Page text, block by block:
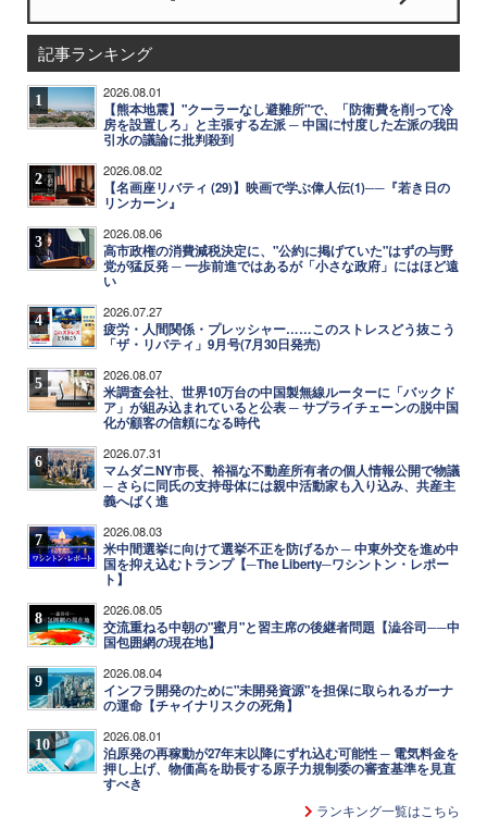
記事ランキング
1 2026.08.01
【熊本地震】"クーラーなし避難所"で、「防衛費を削って冷
房を設置しろ」と主張する左派 ─ 中国に忖度した左派の我田
引水の議論に批判殺到
2 2026.08.02
【名画座リバティ (29)】映画で学ぶ偉人伝(1)──『若き日の
リンカーン』
3 2026.08.06
高市政権の消費減税決定に、"公約に掲げていた"はずの与野
党が猛反発 ─ 一歩前進ではあるが「小さな政府」にはほど遠
い
4 2026.07.27
疲労・人間関係・プレッシャー……このストレスどう抜こう
「ザ・リバティ」9月号(7月30日発売)
5 2026.08.07
米調査会社、世界10万台の中国製無線ルーターに「バックド
ア」が組み込まれていると公表 ─ サプライチェーンの脱中国
化が顧客の信頼になる時代
6 2026.07.31
マムダニNY市長、裕福な不動産所有者の個人情報公開で物議
─ さらに同氏の支持母体には親中活動家も入り込み、共産主
義へばく進
7 2026.08.03
米中間選挙に向けて選挙不正を防げるか ─ 中東外交を進め中
国を抑え込むトランプ【─The Liberty─ワシントン・レポー
ト】
8 2026.08.05
交流重ねる中朝の"蜜月"と習主席の後継者問題【澁谷司──中
国包囲網の現在地】
9 2026.08.04
インフラ開発のために"未開発資源"を担保に取られるガーナ
の運命【チャイナリスクの死角】
10 2026.08.01
泊原発の再稼動が27年末以降にずれ込む可能性 ─ 電気料金を
押し上げ、物価高を助長する原子力規制委の審査基準を見直
すべき
ランキング一覧はこちら